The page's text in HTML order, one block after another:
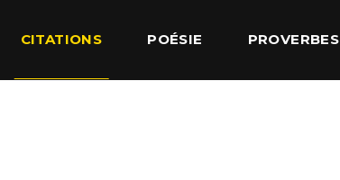
CITATIONS POÉSIE PROVERBES